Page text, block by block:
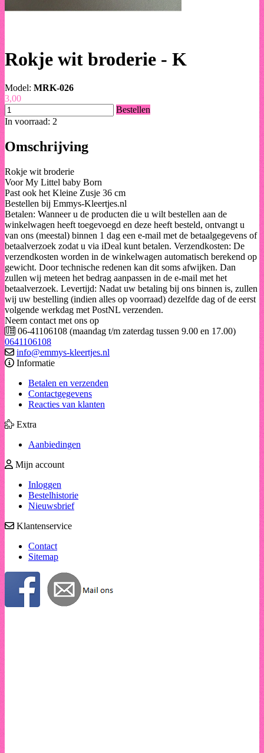
Rokje wit broderie - K
Model: MRK-026
3,00
Bestellen
In voorraad: 2
Omschrijving
Rokje wit broderie
Voor My Littel baby Born
Past ook het Kleine Zusje 36 cm
Bestellen bij Emmys-Kleertjes.nl
Betalen: Wanneer u de producten die u wilt bestellen aan de
winkelwagen heeft toegevoegd en deze heeft besteld, ontvangt u
van ons (meestal) binnen 1 dag een e-mail met de betaalgegevens of
betaalverzoek zodat u via iDeal kunt betalen. Verzendkosten: De
verzendkosten worden in de winkelwagen automatisch berekend op
gewicht. Door technische redenen kan dit soms afwijken. Dan
zullen wij meteen het bedrag aanpassen in de e-mail met het
betaalverzoek. Levertijd: Nadat uw betaling bij ons binnen is, zullen
wij uw bestelling (indien alles op voorraad) dezelfde dag of de eerst
volgende werkdag met PostNL verzenden.
Neem contact met ons op
06-41106108 (maandag t/m zaterdag tussen 9.00 en 17.00)
0641106108
info@emmys-kleertjes.nl
Informatie
Betalen en verzenden
Contactgegevens
Reacties van klanten
Extra
Aanbiedingen
Mijn account
Inloggen
Bestelhistorie
Nieuwsbrief
Klantenservice
Contact
Sitemap